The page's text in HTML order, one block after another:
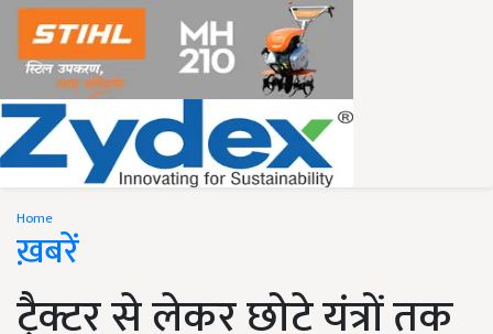
Home
ख़बरें
ट्रैक्टर से लेकर छोटे यंत्रों तक